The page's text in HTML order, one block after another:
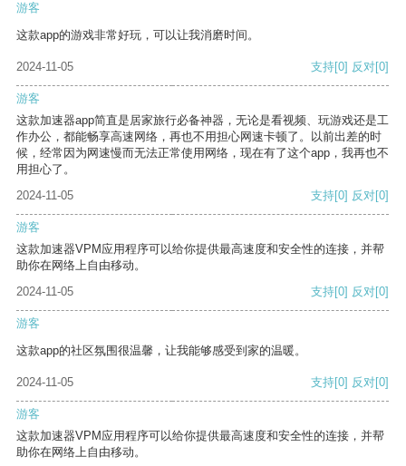
游客
这款app的游戏非常好玩，可以让我消磨时间。
2024-11-05 支持[0] 反对[0]
游客
这款加速器app简直是居家旅行必备神器，无论是看视频、玩游戏还是工
作办公，都能畅享高速网络，再也不用担心网速卡顿了。以前出差的时
候，经常因为网速慢而无法正常使用网络，现在有了这个app，我再也不
用担心了。
2024-11-05
支持[0] 反对[0]
游客
这款加速器VPM应用程序可以给你提供最高速度和安全性的连接，并帮
助你在网络上自由移动。
2024-11-05
支持[0] 反对[0]
游客
这款app的社区氛围很温馨，让我能够感受到家的温暖。
2024-11-05 支持[0] 反对[0]
游客
这款加速器VPM应用程序可以给你提供最高速度和安全性的连接，并帮
助你在网络上自由移动。